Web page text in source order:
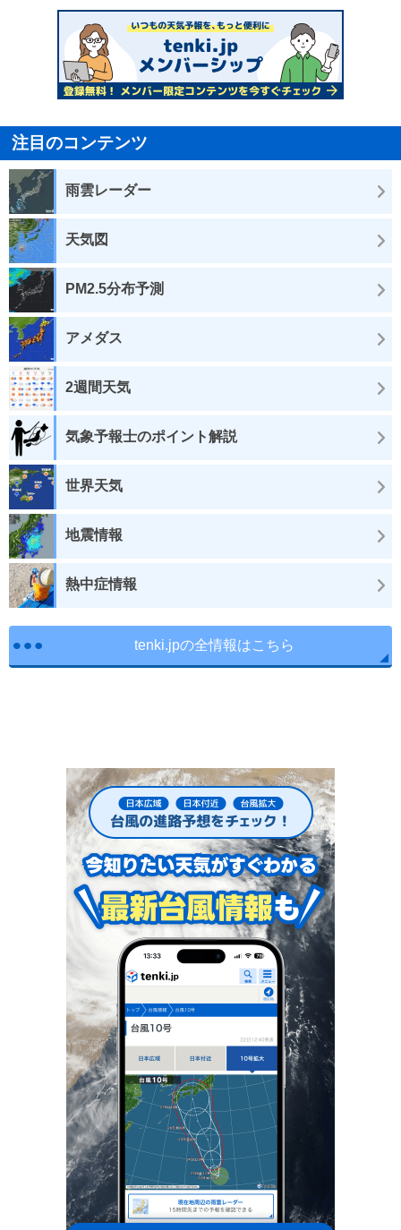
注目のコンテンツ
雨雲レーダー
天気図
PM2.5分布予測
アメダス
2週間天気
気象予報士のポイント解説
世界天気
地震情報
熱中症情報
tenki.jpの全情報はこちら